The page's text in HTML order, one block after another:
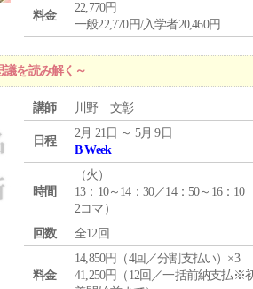
料金
22,770円
一般22,770円/入学者20,460円
を読み解く～
講師 川野 文彰
日程
2月 21日 ～ 5月 9日
B Week
時間
（火 ）
13：10～14：30／14：50～16：10
2コマ）
回数
全12回
料金
14,850円（4回／分割支払い）×3
41,250円（12回／一括前納支払※